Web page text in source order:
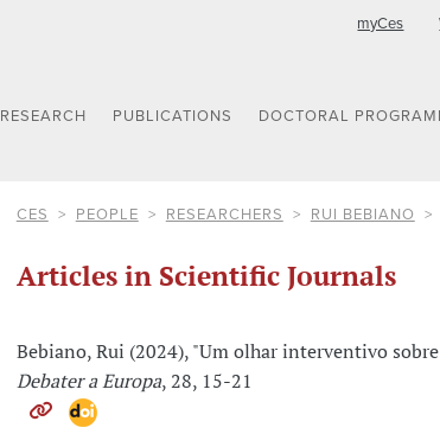
myCes
RESEARCH PUBLICATIONS DOCTORAL
CES PEOPLE RESEARCHERS RUI BEBIANO
Articles in Scientific Journals
Bebiano, Rui (2024), "Um olhar interventivo
Debater a Europa, 28, 15-21